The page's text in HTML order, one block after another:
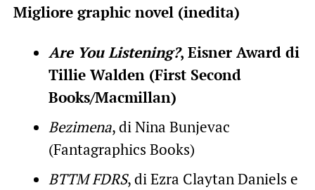
Migliore graphic novel (inedita)
Are You Listening?, Eisner Award di
Tillie Walden (First Second
Books/Macmillan)
Bezimena, di Nina Bunjevac
(Fantagraphics Books)
BTTM FDRS, di Ezra Claytan Daniels e